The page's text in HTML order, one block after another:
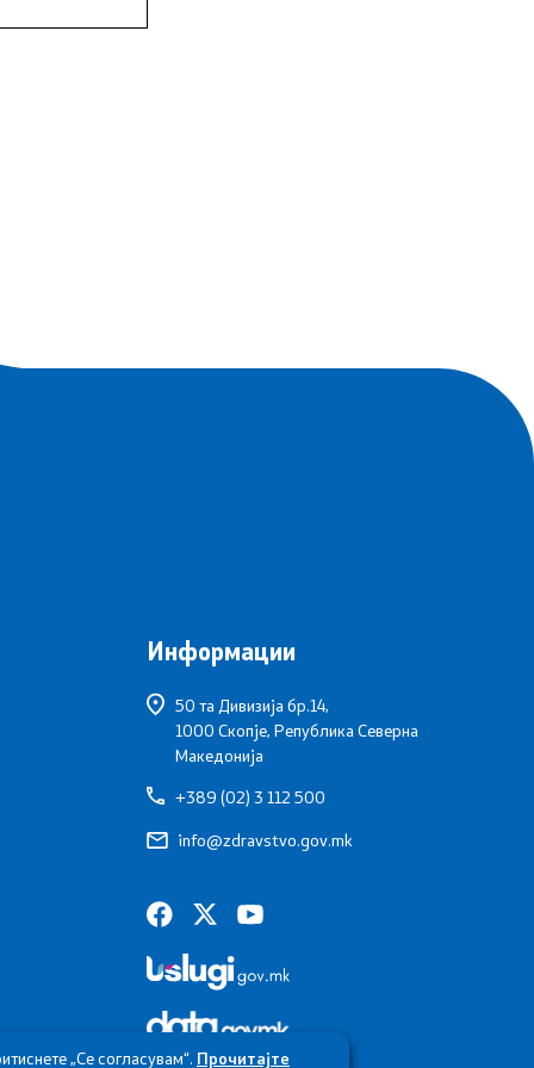
Информации
50 та Дивизија бр.14,
1000 Скопје, Република Северна
Македонија
+389 (02) 3 112 500
info@zdravstvo.gov.mk
„Се согласувам“. Прочитајте